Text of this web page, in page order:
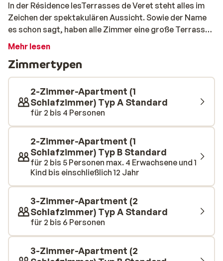
In der Résidence lesTerrasses de Veret steht alles im
Zeichen der spektakulären Aussicht. Sowie der Name
es schon sagt, haben alle Zimmer eine große Terrasse
oder einen Balkon. Hier kann man wunderbar die warme
können Sie die Aussicht weiterhin genießen, durch die
Großen durchlaufenden Fenster in Ihrem Apartment.
Die Piste verläuft direkt neben der Unterkunft entlang
und auch das Zentrum ist leicht zu Fuß zu erreichen. Die
Apartments sind modern eingerichtet. Nach einem Tag
auf der Piste kann man hier wunderbar entspannen. In
der Lobby kann man am knisternden Kamin ein leckeres
Glas Wein genießen. Müde Muskeln kann man im
Hallenbad, der Sauna oder im Whirlpool entspannen. So
kann man es sich gut gehen lassen!
Mehr lesen
Zimmertypen
2-Zimmer-Apartment (1
Schlafzimmer) Typ A Standard
für 2 bis 4 Personen
2-Zimmer-Apartment (1
Schlafzimmer) Typ B Standard
für 2 bis 5 Personen max. 4 Erwachsene und 1
Kind bis einschließlich 12 Jahr
3-Zimmer-Apartment (2
Schlafzimmer) Typ A Standard
für 2 bis 6 Personen
3-Zimmer-Apartment (2